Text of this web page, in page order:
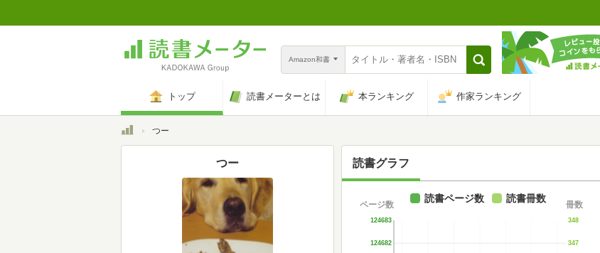
Amazon和書
トップ 読書メーターとは 本ランキング 作家ランキング
トップつー
読書グラフ
124682
124683
ページ数
347
348
冊数
読書ページ数 読書冊数
つー